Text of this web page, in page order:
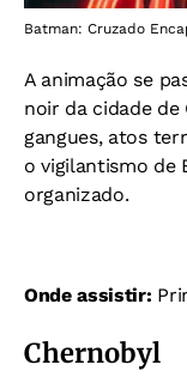
Batman: Cruzado
A animação se
noir da cidade
gangues, atos
o vigilantismo de
organizado.
Onde assistir:
Chernobyl